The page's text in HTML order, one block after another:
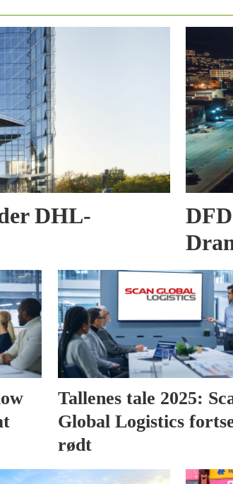
DHL-
Tallenes tale 2025:
Global Logistics
rødt